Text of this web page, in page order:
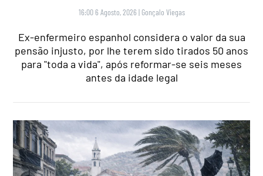
16:00 6 Agosto, 2026 | Gonçalo Viegas
Ex-enfermeiro espanhol considera o valor da sua
pensão injusto, por lhe terem sido tirados 50 anos
para "toda a vida", após reformar-se seis meses
antes da idade legal